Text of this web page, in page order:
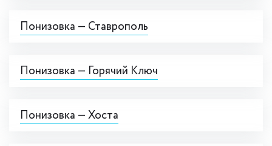
Понизовка — Ставрополь
Понизовка — Горячий Ключ
Понизовка — Хоста